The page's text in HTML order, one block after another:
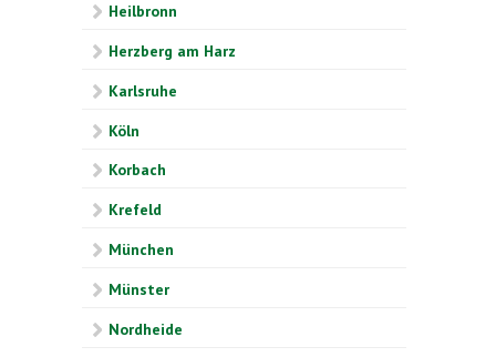
Heilbronn
Herzberg am Harz
Karlsruhe
Köln
Korbach
Krefeld
München
Münster
Nordheide